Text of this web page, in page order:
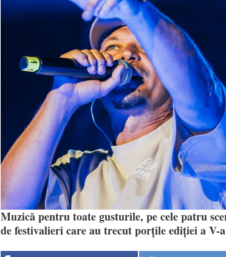
Muzică pentru toate gusturile, pe cele patru
de festivalieri care au trecut porțile ediției a V-a